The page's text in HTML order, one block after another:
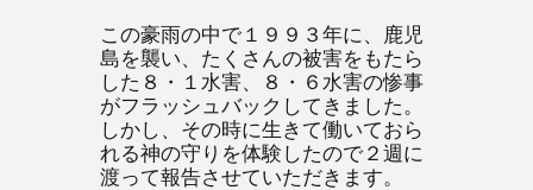
この豪雨の中で１９９３年に、鹿児
島を襲い、たくさんの被害をもたら
した８・１水害、８・６水害の惨事
がフラッシュバックしてきました。
しかし、その時に生きて働いておら
れる神の守りを体験したので２週に
渡って報告させていただきます。